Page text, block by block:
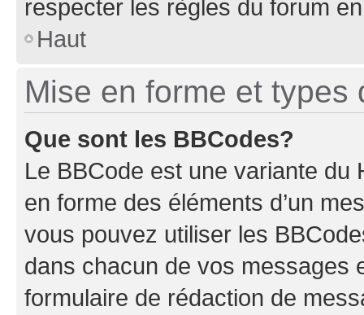
respecter les règles du forum
Haut
Mise en forme et types
Que sont les BBCodes?
Le BBCode est une variante du
en forme des éléments d’un
vous pouvez utiliser les
dans chacun de vos messages
formulaire de rédaction de